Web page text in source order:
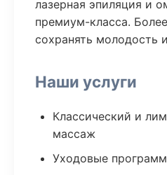
лазерная эпиляция и
премиум-класса.
сохранять молодость
Наши услуги
Классический и
массаж
Уходовые